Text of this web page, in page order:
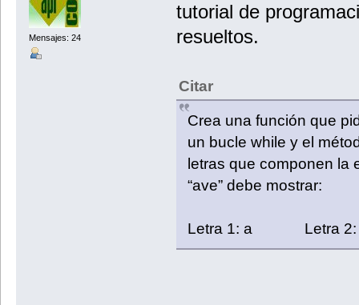
Mensajes: 24
tutorial de
resueltos.
Citar
Crea una función que
un bucle while y el
letras que componen la
“ave” debe mostrar:
Letra 1: a Letra